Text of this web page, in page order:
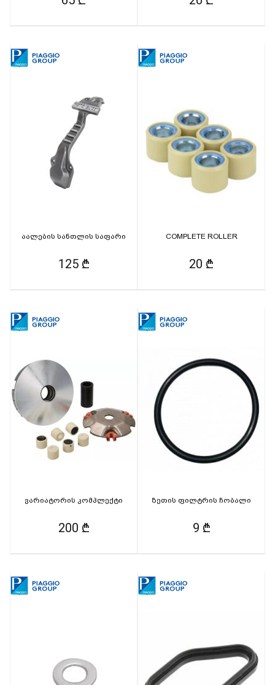
აალების სანთლის საფარი
125 ₾
COMPLETE ROLLER
20 ₾
ვარიატორის კომპლექტი
200 ₾
ზეთის ფილტრის ჩობალი
9 ₾